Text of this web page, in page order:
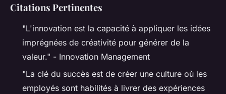
Citations Pertinentes
"L'innovation est la capacité à appliquer les idées
imprégnées de créativité pour générer de la
valeur." - Innovation Management
"La clé du succès est de créer une culture où les
employés sont habilités à livrer des expériences